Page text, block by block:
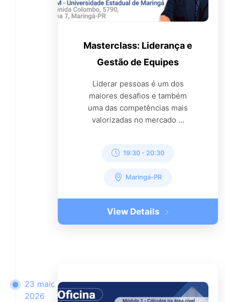
Masterclass: Liderança e
Gestão de Equipes
Liderar pessoas é um dos
maiores desafios e também
uma das competências mais
valorizadas no mercado ...
19:30 - 20:30
Maringá-PR
View Details
23 maio
2026